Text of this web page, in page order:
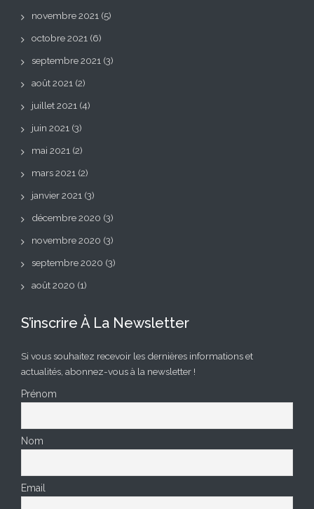
novembre 2021 (5)
octobre 2021 (6)
septembre 2021 (3)
août 2021 (2)
juillet 2021 (4)
juin 2021 (3)
mai 2021 (2)
mars 2021 (2)
janvier 2021 (3)
décembre 2020 (3)
novembre 2020 (3)
septembre 2020 (3)
août 2020 (1)
S’inscrire À La Newsletter
Si vous souhaitez recevoir les dernières informations et
actualités, abonnez-vous à la newsletter !
Prénom
Nom
Email